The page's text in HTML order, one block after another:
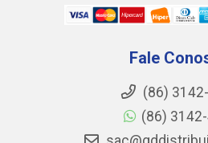
Fale
(86)
(86)